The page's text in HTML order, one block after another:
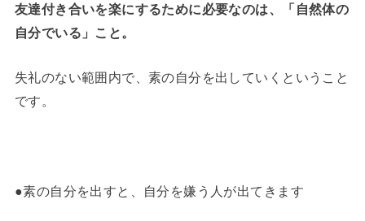
友達付き合いを楽にするために必要なのは、「自然体の
自分でいる」こと。
失礼のない範囲内で、素の自分を出していくということ
です。
●素の自分を出すと、自分を嫌う人が出てきます